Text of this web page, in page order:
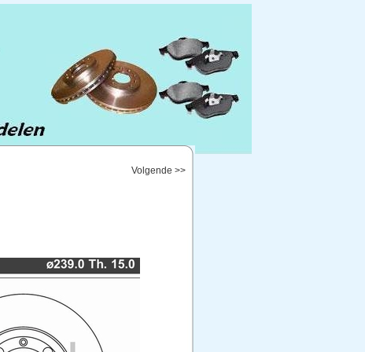
Volgende >>